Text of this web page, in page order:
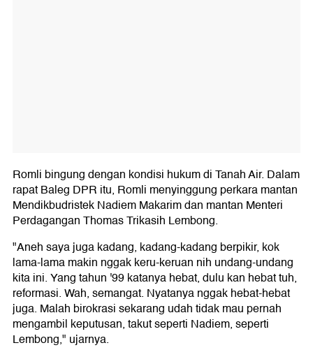
Romli bingung dengan kondisi hukum di Tanah Air. Dalam
rapat Baleg DPR itu, Romli menyinggung perkara mantan
Mendikbudristek Nadiem Makarim dan mantan Menteri
Perdagangan Thomas Trikasih Lembong.
"Aneh saya juga kadang, kadang-kadang berpikir, kok
lama-lama makin nggak keru-keruan nih undang-undang
kita ini. Yang tahun '99 katanya hebat, dulu kan hebat tuh,
reformasi. Wah, semangat. Nyatanya nggak hebat-hebat
juga. Malah birokrasi sekarang udah tidak mau pernah
mengambil keputusan, takut seperti Nadiem, seperti
Lembong," ujarnya.